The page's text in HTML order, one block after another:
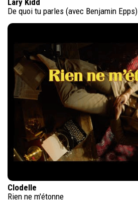
Lary Kidd
De quoi tu parles (avec Benjamin Epps)
Clodelle
Rien ne m'étonne